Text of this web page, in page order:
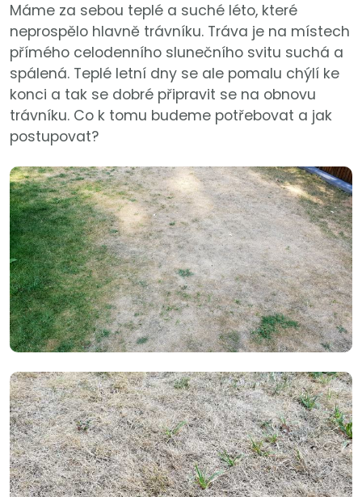
Máme za sebou teplé a suché léto, které
neprospělo hlavně trávníku. Tráva je na místech
přímého celodenního slunečního svitu suchá a
spálená. Teplé letní dny se ale pomalu chýlí ke
konci a tak se dobré připravit se na obnovu
trávníku. Co k tomu budeme potřebovat a jak
postupovat?